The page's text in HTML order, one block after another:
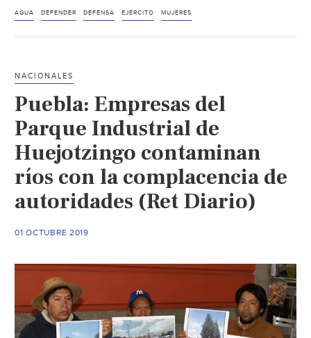
Pueblos)
AGUA DEFENDER DEFENSA EJÉRCITO MUJERES
NACIONALES
Puebla: Empresas del
Parque Industrial de
Huejotzingo contaminan
ríos con la complacencia de
autoridades (Ret Diario)
01 OCTUBRE 2019